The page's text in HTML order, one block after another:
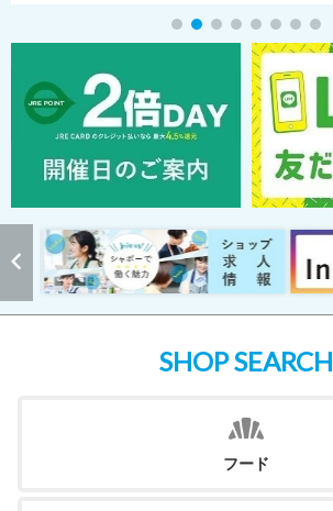
SHOP SEARCH
フード